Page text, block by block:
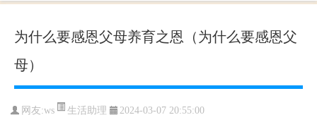
为什么要感恩父母养育之恩（为什么要感恩父
母）
网友:ws 生活助理 2024-03-07 20:55:00